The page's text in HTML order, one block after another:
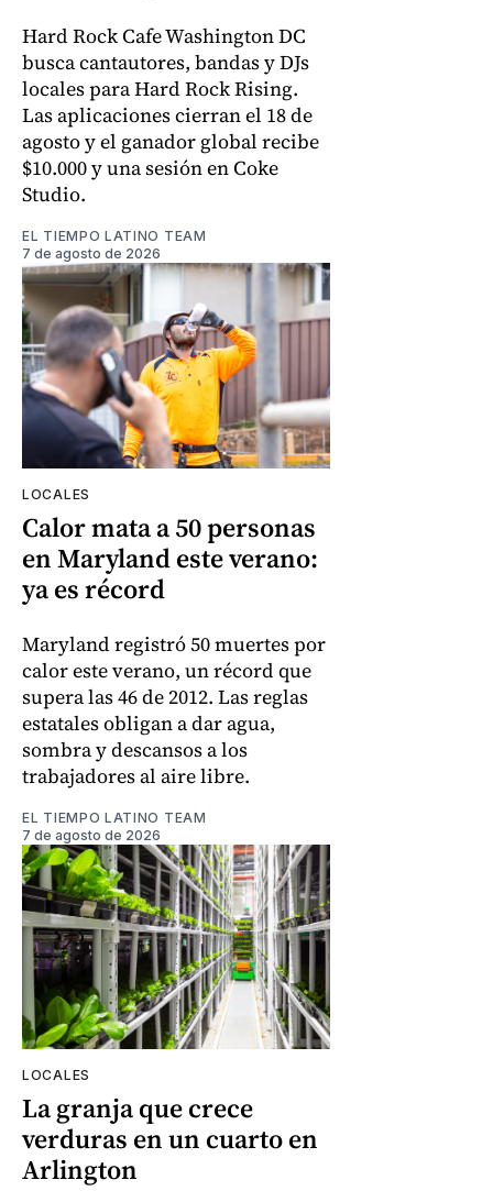
Hard Rock Cafe Washington DC
busca cantautores, bandas y DJs
locales para Hard Rock Rising.
Las aplicaciones cierran el 18 de
agosto y el ganador global recibe
$10.000 y una sesión en Coke
Studio.
EL TIEMPO LATINO TEAM
7 de agosto de 2026
LOCALES
Calor mata a 50 personas
en Maryland este verano:
ya es récord
Maryland registró 50 muertes por
calor este verano, un récord que
supera las 46 de 2012. Las reglas
estatales obligan a dar agua,
sombra y descansos a los
trabajadores al aire libre.
EL TIEMPO LATINO TEAM
7 de agosto de 2026
LOCALES
La granja que crece
verduras en un cuarto en
Arlington